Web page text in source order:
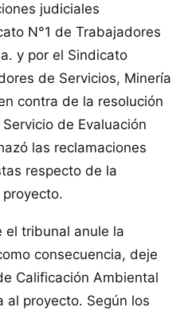
judiciales
N°1 de Trabajadores
y por el Sindicato
de Servicios, Minería
contra de la resolución
de Evaluación
las reclamaciones
respecto de la
el tribunal anule la
consecuencia, deje
Calificación Ambiental
al proyecto. Según los